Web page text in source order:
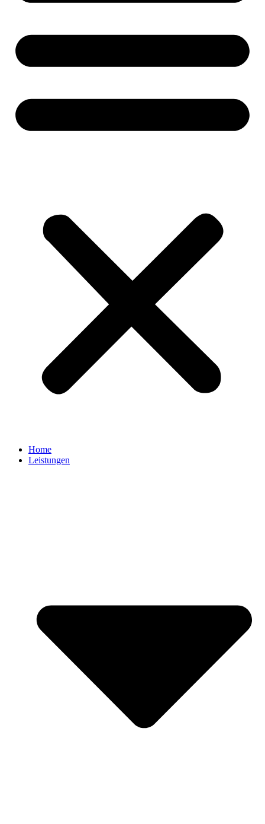
Home
Leistungen